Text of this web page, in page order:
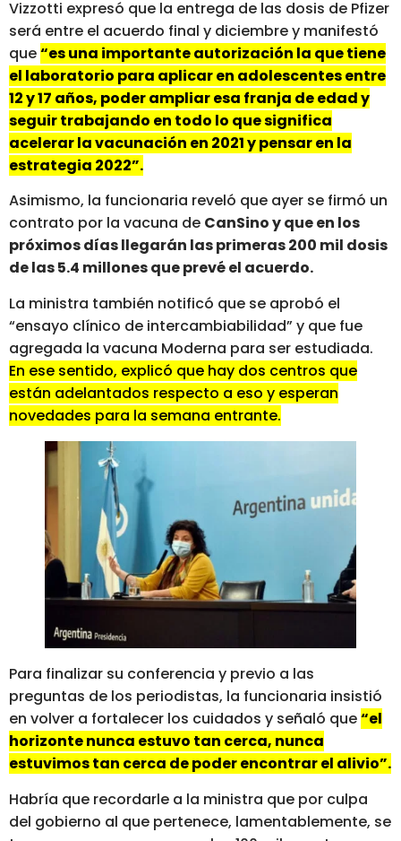
Vizzotti expresó que la entrega de las dosis de Pfizer
será entre el acuerdo final y diciembre y manifestó
que“es una importante autorización la que tiene
el laboratorio para aplicar en adolescentes entre
12 y 17 años, poder ampliar esa franja de edad y
seguir trabajando en todo lo que significa
acelerar la vacunación en 2021 y pensar en la
estrategia 2022”.
Asimismo, la funcionaria reveló que ayer se firmó un
contrato por la vacuna de CanSino y que en los
próximos días llegarán las primeras 200 mil dosis
de las 5.4 millones que prevé el acuerdo.
La ministra también notificó que se aprobó el
“ensayo clínico de intercambiabilidad” y que fue
agregada la vacuna Moderna para ser estudiada.
En ese sentido, explicó que hay dos centros que
están adelantados respecto a eso y esperan
novedades para la semana entrante.
Para finalizar su conferencia y previo a las
preguntas de los periodistas, la funcionaria insistió
en volver a fortalecer los cuidados y señaló que“el
horizonte nunca estuvo tan cerca, nunca
estuvimos tan cerca de poder encontrar el alivio”.
Habría que recordarle a la ministra que por culpa
del gobierno al que pertenece, lamentablemente, se